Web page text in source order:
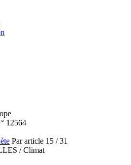
12564
Par article 15 / 31
/ Climat